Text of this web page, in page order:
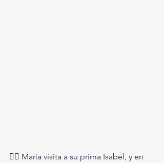
🏃‍♀️ María visita a su prima Isabel, y en